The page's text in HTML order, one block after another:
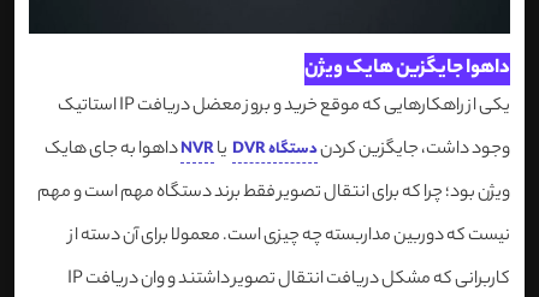
داهوا جایگزین هایک ویژن
یکی از راهکارهایی که موقع خرید و بروز معضل دریافت IP استاتیک
وجود داشت، جایگزین کردندستگاه DVR یاNVRداهوا به جای هایک
ویژن بود؛ چرا که برای انتقال تصویر فقط برند دستگاه مهم است و مهم
نیست که دوربین مداربسته چه چیزی است. معمولا برای آن دسته از
کاربرانی که مشکل دریافت انتقال تصویر داشتند و وان دریافت IP